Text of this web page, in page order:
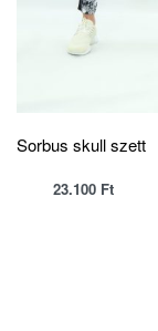
Sorbus skull szett
23.100 Ft